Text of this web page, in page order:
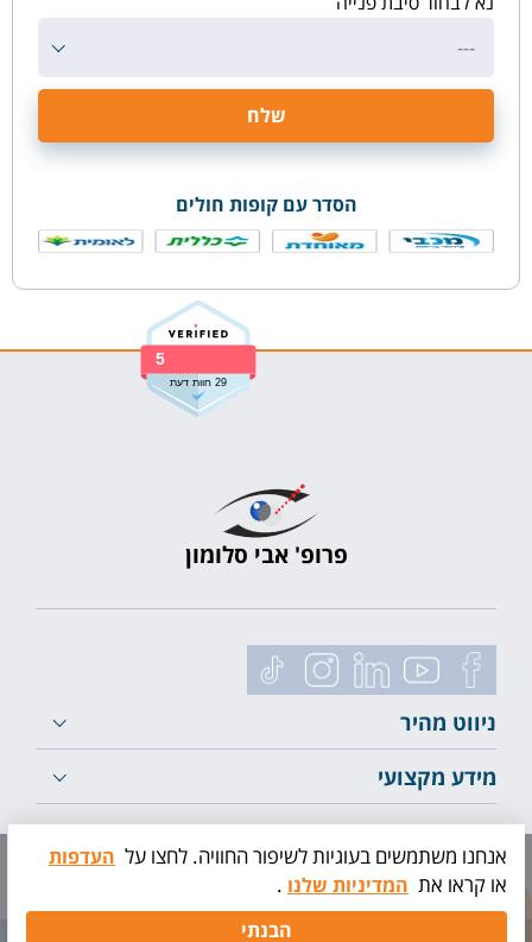
---
הסדר עם קופות חולים
5
29 חוות דעת
פרופ' אבי סלומון
ניווט מהיר
מידע מקצועי
לייעוץ ראשוני
תיאום
אנחנו משתמשים בעוגיות לשיפור החוויה. לחצו על העדפות
או קראו את המדיניות שלנו .
הבנתי